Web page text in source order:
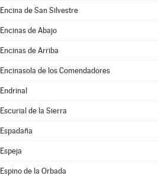
Encina de San Silvestre
Encinas de Abajo
Encinas de Arriba
Encinasola de los Comendadores
Endrinal
Escurial de la Sierra
Espadaña
Espeja
Espino de la Orbada